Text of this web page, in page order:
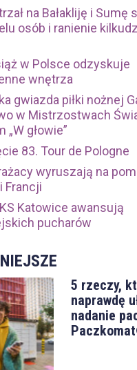
na Bałakliję i Sumę
osób i ranienie
w Polsce odzyskuje
wnętrza
gwiazda piłki nożnej
w Mistrzostwach
„W głowie”
83. Tour de Pologne
wyruszają na
Francji
Katowice awansują
pucharów
5 rzeczy,
naprawdę
nadanie